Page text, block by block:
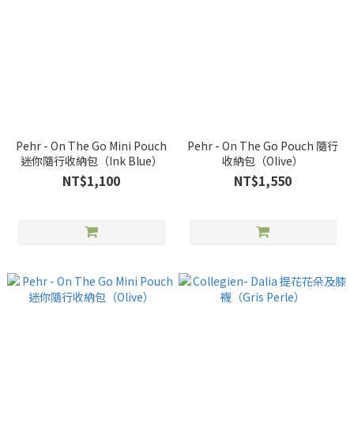
Pehr - On The Go Mini Pouch
迷你隨行收納包（Ink Blue）
NT$1,100
Pehr - On The Go Pouch 隨行
收納包（Olive）
NT$1,550